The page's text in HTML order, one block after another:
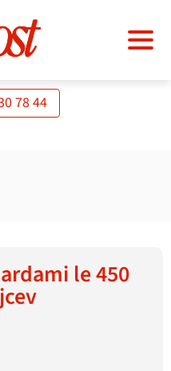
78 44
le 450